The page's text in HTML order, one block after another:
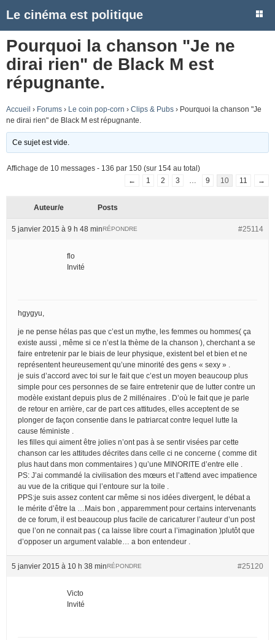
Le cinéma est politique
Pourquoi la chanson "Je ne
dirai rien" de Black M est
répugnante.
Accueil › Forums › Le coin pop-corn › Clips & Pubs › Pourquoi la chanson "Je
ne dirai rien" de Black M est répugnante.
Ce sujet est vide.
Affichage de 10 messages - 136 par 150 (sur 154 au total)
←
1 2 3 9 10 11 →
Auteur/e Posts
5 janvier 2015 à 9 h 48 min #25114
RÉPONDRE
flo
Invité
hgygyu,
je ne pense hélas pas que c’est un mythe, les femmes ou hommes( ça
existe aussi , même si ce n’est la thème de la chanson ), cherchant a se
faire entretenir par le biais de leur physique, existent bel et bien et ne
représentent heureusement qu’une minorité des gens « sexy » .
je suis d’accord avec toi sur le fait que c’est un moyen beaucoup plus
simple pour ces personnes de se faire entretenir que de lutter contre un
modèle existant depuis plus de 2 millénaires . D’où le fait que je parle
de retour en arrière, car de part ces attitudes, elles acceptent de se
plonger de façon consentie dans le patriarcat contre lequel lutte la
cause féministe .
les filles qui aiment être jolies n’ont pas à se sentir visées par cette
chanson car les attitudes décrites dans celle ci ne concerne ( comme dit
plus haut dans mon commentaires ) qu’une MINORITE d’entre elle .
PS: J’ai commandé la civilisation des mœurs et l’attend avec impatience
au vue de la critique qui l’entoure sur la toile .
PPS:je suis assez content car même si nos idées divergent, le débat a
le mérite d’être la …Mais bon , apparemment pour certains intervenants
de ce forum, il est beaucoup plus facile de caricaturer l’auteur d’un post
que l’on ne connait pas ( ca laisse libre court a l’imagination )plutôt que
d’opposer un argument valable… a bon entendeur .
5 janvier 2015 à 10 h 38 min #25120
RÉPONDRE
Victo
Invité